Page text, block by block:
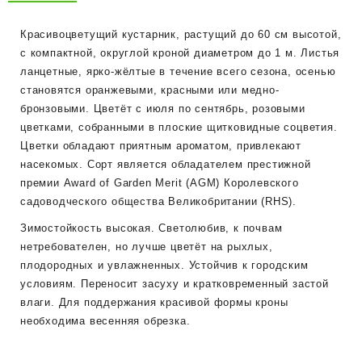
Красивоцветущий кустарник, растущий до 60 см высотой,
с компактной, округлой кроной диаметром до 1 м. Листья
ланцетные, ярко-жёлтые в течение всего сезона, осенью
становятся оранжевыми, красными или медно-
бронзовыми. Цветёт с июля по сентябрь, розовыми
цветками, собранными в плоские щитковидные соцветия.
Цветки обладают приятным ароматом, привлекают
насекомых. Сорт является обладателем престижной
премии Award of Garden Merit (AGM) Королевского
садоводческого общества Великобритании (RHS).
Зимостойкость высокая. Светолюбив, к почвам
нетребователен, но лучше цветёт на рыхлых,
плодородных и увлажненных. Устойчив к городским
условиям. Переносит засуху и кратковременный застой
влаги. Для поддержания красивой формы кроны
необходима весенняя обрезка.